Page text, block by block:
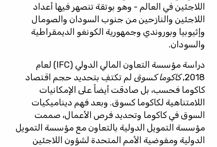
اللاجئين في العالم - وهو بوتقة تنصهر فيها أعداد
اللاجئين والنازحين من جنوب السودان والصومال
وإثيوبيا وبوروندي وجمهورية الكونغو الديمقراطية
والسودان.
دراسة مؤسسة التعاون المالي الدولي (IFC) لعام
2018, كاكوما كسوق لم تكتفِ بتحديد حجم اقتصاد
كاكوما فحسب، بل صادقت أيضاً على الإمكانيات
اللامتناهية لكاكوما كسوق. وبعد فهم ديناميكيات
السوق في كاكوما وتحديد فرص الأعمال، صممت
مؤسسة التمويل الدولية بالتعاون مع مؤسسة التمويل
الدولية ومفوضية الأمم المتحدة لشؤون اللاجئين